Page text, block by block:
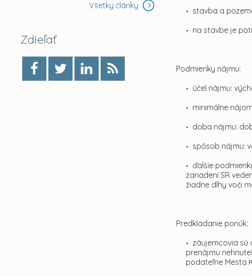
Všetky články
Zdieľať
stavba a
na stavbe je
Podmienky nájmu:
účel nájmu:
minimálne
doba nájmu:
spôsob nájmu:
ďalšie
zariadení SR
žiadne dlhy voči
Predkladanie ponúk:
záujemcovia sú
prenájmu
podateľne Mesta